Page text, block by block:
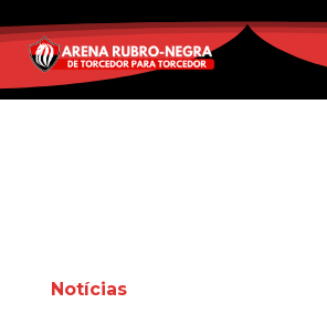
Notícias